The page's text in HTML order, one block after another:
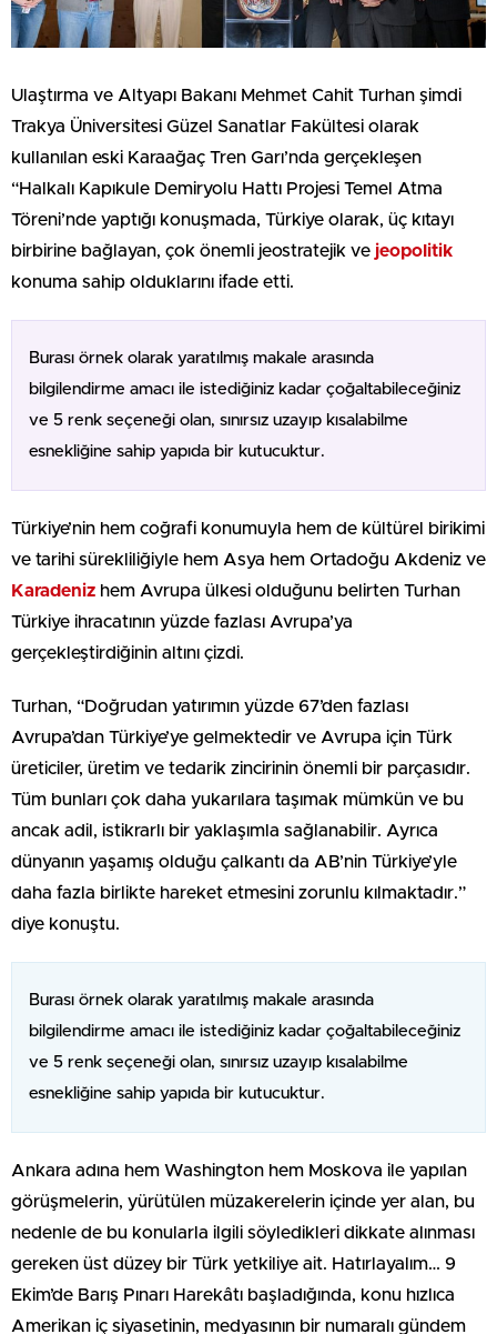
Ulaştırma ve Altyapı Bakanı Mehmet Cahit Turhan şimdi
Trakya Üniversitesi Güzel Sanatlar Fakültesi olarak
kullanılan eski Karaağaç Tren Garı’nda gerçekleşen
“Halkalı Kapıkule Demiryolu Hattı Projesi Temel Atma
Töreni’nde yaptığı konuşmada, Türkiye olarak, üç kıtayı
birbirine bağlayan, çok önemli jeostratejik ve jeopolitik
konuma sahip olduklarını ifade etti.
Burası örnek olarak yaratılmış makale arasında
bilgilendirme amacı ile istediğiniz kadar çoğaltabileceğiniz
ve 5 renk seçeneği olan, sınırsız uzayıp kısalabilme
esnekliğine sahip yapıda bir kutucuktur.
Türkiye’nin hem coğrafi konumuyla hem de kültürel birikimi
ve tarihi sürekliliğiyle hem Asya hem Ortadoğu Akdeniz ve
Karadeniz hem Avrupa ülkesi olduğunu belirten Turhan
Türkiye ihracatının yüzde fazlası Avrupa’ya
gerçekleştirdiğinin altını çizdi.
Turhan, “Doğrudan yatırımın yüzde 67’den fazlası
Avrupa’dan Türkiye’ye gelmektedir ve Avrupa için Türk
üreticiler, üretim ve tedarik zincirinin önemli bir parçasıdır.
Tüm bunları çok daha yukarılara taşımak mümkün ve bu
ancak adil, istikrarlı bir yaklaşımla sağlanabilir. Ayrıca
dünyanın yaşamış olduğu çalkantı da AB’nin Türkiye’yle
daha fazla birlikte hareket etmesini zorunlu kılmaktadır.”
diye konuştu.
Burası örnek olarak yaratılmış makale arasında
bilgilendirme amacı ile istediğiniz kadar çoğaltabileceğiniz
ve 5 renk seçeneği olan, sınırsız uzayıp kısalabilme
esnekliğine sahip yapıda bir kutucuktur.
Ankara adına hem Washington hem Moskova ile yapılan
görüşmelerin, yürütülen müzakerelerin içinde yer alan, bu
nedenle de bu konularla ilgili söyledikleri dikkate alınması
gereken üst düzey bir Türk yetkiliye ait. Hatırlayalım… 9
Ekim’de Barış Pınarı Harekâtı başladığında, konu hızlıca
Amerikan iç siyasetinin, medyasının bir numaralı gündem